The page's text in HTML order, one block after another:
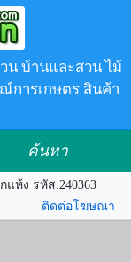
น บ้านและสวน ไม้
การเกษตร สินค้า
ค้นหา
แห้ง รหัส.240363
ติดต่อโฆษณา